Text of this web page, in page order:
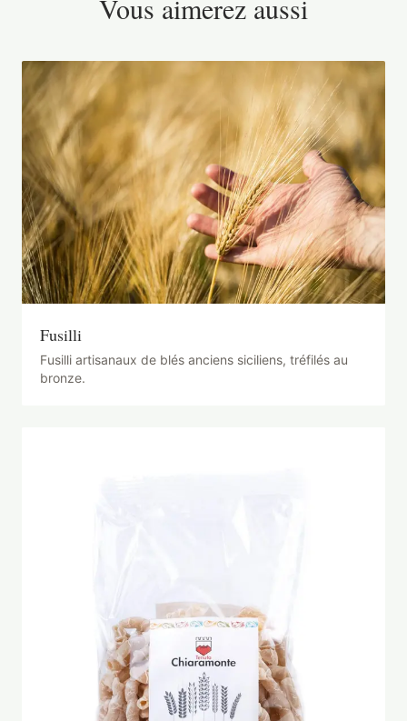
Vous aimerez aussi
Fusilli
Fusilli artisanaux de blés anciens siciliens, tréfilés au
bronze.